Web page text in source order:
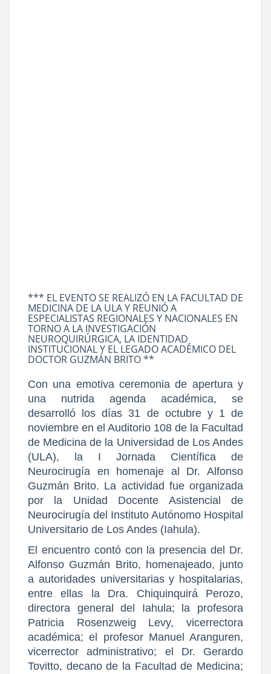
*** EL EVENTO SE REALIZÓ EN LA FACULTAD DE
MEDICINA DE LA ULA Y REUNIÓ A
ESPECIALISTAS REGIONALES Y NACIONALES EN
TORNO A LA INVESTIGACIÓN
NEUROQUIRÚRGICA, LA IDENTIDAD
INSTITUCIONAL Y EL LEGADO ACADÉMICO DEL
DOCTOR GUZMÁN BRITO **
Con una emotiva ceremonia de apertura y
una nutrida agenda académica, se
desarrolló los días 31 de octubre y 1 de
noviembre en el Auditorio 108 de la Facultad
de Medicina de la Universidad de Los Andes
(ULA), la I Jornada Científica de
Neurocirugía en homenaje al Dr. Alfonso
Guzmán Brito. La actividad fue organizada
por la Unidad Docente Asistencial de
Neurocirugía del Instituto Autónomo Hospital
Universitario de Los Andes (Iahula).
El encuentro contó con la presencia del Dr.
Alfonso Guzmán Brito, homenajeado, junto
a autoridades universitarias y hospitalarias,
entre ellas la Dra. Chiquinquirá Perozo,
directora general del Iahula; la profesora
Patricia Rosenzweig Levy, vicerrectora
académica; el profesor Manuel Aranguren,
vicerrector administrativo; el Dr. Gerardo
Tovitto, decano de la Facultad de Medicina;